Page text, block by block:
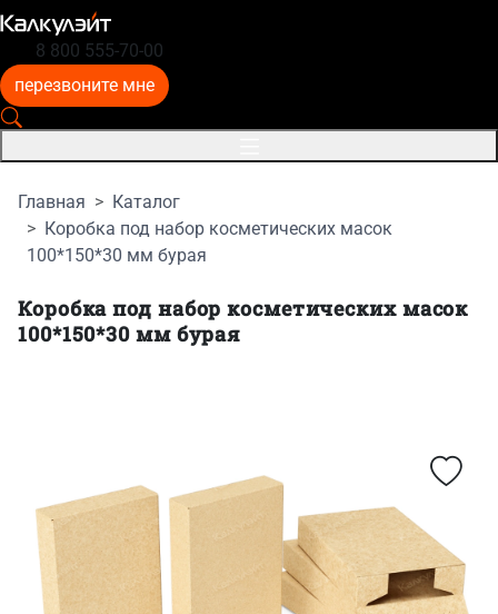
8 800 555-70-00
перезвоните мне
Главная
Каталог
Коробка под набор косметических масок
100*150*30 мм бурая
Коробка под набор косметических масок
100*150*30 мм бурая